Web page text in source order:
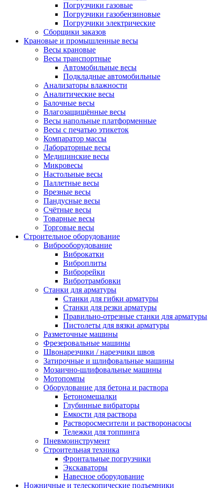
Погрузчики газовые
Погрузчики газобензиновые
Погрузчики электрические
Сборщики заказов
Крановые и промышленные весы
Весы крановые
Весы транспортные
Автомобильные весы
Подкладные автомобильные
Анализаторы влажности
Аналитические весы
Балочные весы
Влагозащищённые весы
Весы напольные платформенные
Весы с печатью этикеток
Компаратор массы
Лабораторные весы
Медицинские весы
Микровесы
Настольные весы
Паллетные весы
Врезные весы
Пандусные весы
Счётные весы
Товарные весы
Торговые весы
Строительное оборудование
Виброоборудование
Виброкатки
Виброплиты
Виброрейки
Вибротрамбовки
Станки для арматуры
Станки для гибки арматуры
Станки для резки арматуры
Правильно-отрезные станки для арматуры
Пистолеты для вязки арматуры
Разметочные машины
Фрезеровальные машины
Швонарезчики / нарезчики швов
Затирочные и шлифовальные машины
Мозаично-шлифовальные машины
Мотопомпы
Оборудование для бетона и раствора
Бетономешалки
Глубинные вибраторы
Емкости для раствора
Растворосмесители и растворонасосы
Тележки для топпинга
Пневмоинструмент
Строительная техника
Фронтальные погрузчики
Экскаваторы
Навесное оборудование
Ножничные и телескопические подъемники